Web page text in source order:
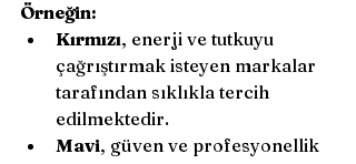
Örneğin:
Kırmızı, enerji ve tutkuyu
çağrıştırmak isteyen markalar
tarafından sıklıkla tercih
edilmektedir.
Mavi, güven ve profesyonellik